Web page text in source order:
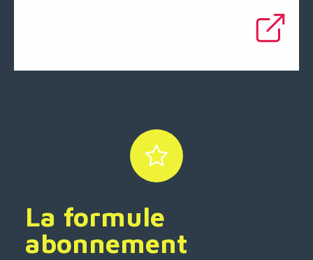
La formule
abonnement